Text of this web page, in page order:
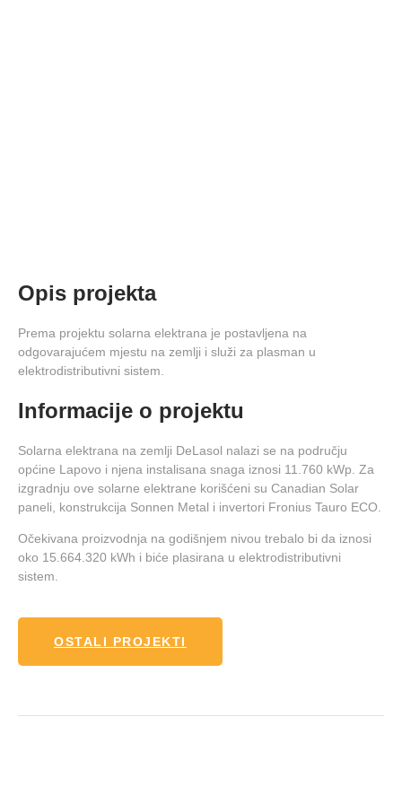
Opis projekta
Prema projektu solarna elektrana je postavljena na
odgovarajućem mjestu na zemlji i služi za plasman u
elektrodistributivni sistem.
Informacije o projektu
Solarna elektrana na zemlji DeLasol nalazi se na području
općine Lapovo i njena instalisana snaga iznosi 11.760 kWp. Za
izgradnju ove solarne elektrane korišćeni su Canadian Solar
paneli, konstrukcija Sonnen Metal i invertori Fronius Tauro ECO.
Očekivana proizvodnja na godišnjem nivou trebalo bi da iznosi
oko 15.664.320 kWh i biće plasirana u elektrodistributivni
sistem.
OSTALI PROJEKTI